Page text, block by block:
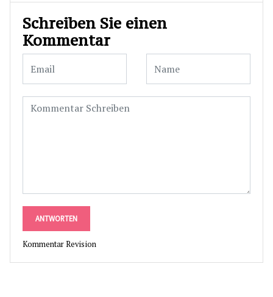
Schreiben Sie einen
Kommentar
ANTWORTEN
Kommentar Revision